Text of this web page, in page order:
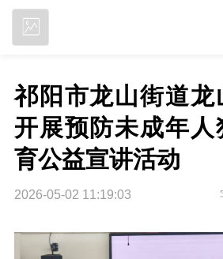
祁阳市龙山街道龙
开展预防未成年人
育公益宣讲活动
2026-05-02 11:19:03